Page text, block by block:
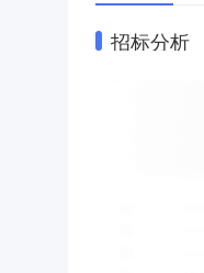
招标分析